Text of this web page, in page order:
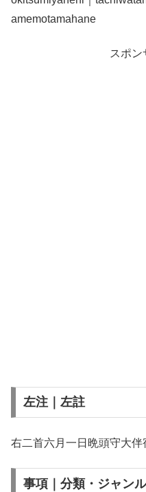
amemotamahane
スポン
左注｜左註
右二首六月一日晩頭守大伴
事項｜分類・ジャンル